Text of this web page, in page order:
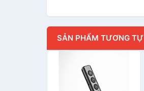
SẢN PHẨM TƯƠNG TỰ